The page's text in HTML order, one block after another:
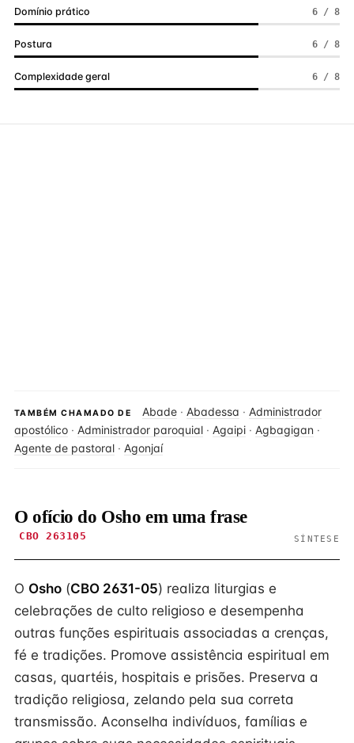
Domínio prático 6 / 8
Postura 6 / 8
Complexidade geral 6 / 8
TAMBÉM CHAMADO DE Abade · Abadessa · Administrador
apostólico · Administrador paroquial · Agaipi · Agbagigan ·
Agente de pastoral · Agonjaí
O ofício do Osho em uma frase
CBO 263105 SÍNTESE
O Osho (CBO 2631-05) realiza liturgias e
celebrações de culto religioso e desempenha
outras funções espirituais associadas a crenças,
fé e tradições. Promove assistência espiritual em
casas, quartéis, hospitais e prisões. Preserva a
tradição religiosa, zelando pela sua correta
transmissão. Aconselha indivíduos, famílias e